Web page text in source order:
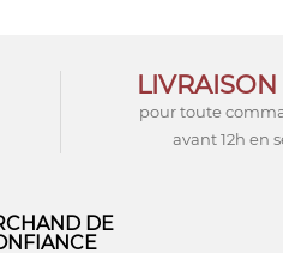
pour toute
avant 12h en
DE